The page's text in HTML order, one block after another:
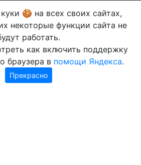
🍪 на всех своих сайтах,
некоторые функции сайта не
работать.
как включить поддержку
браузера в помощи Яндекса.
Прекрасно